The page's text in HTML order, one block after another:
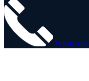
WhatsApp